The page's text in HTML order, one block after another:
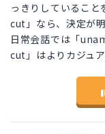
っきりしているこ
cut」なら、決定が
日常会話では「
cut」はよりカジュ